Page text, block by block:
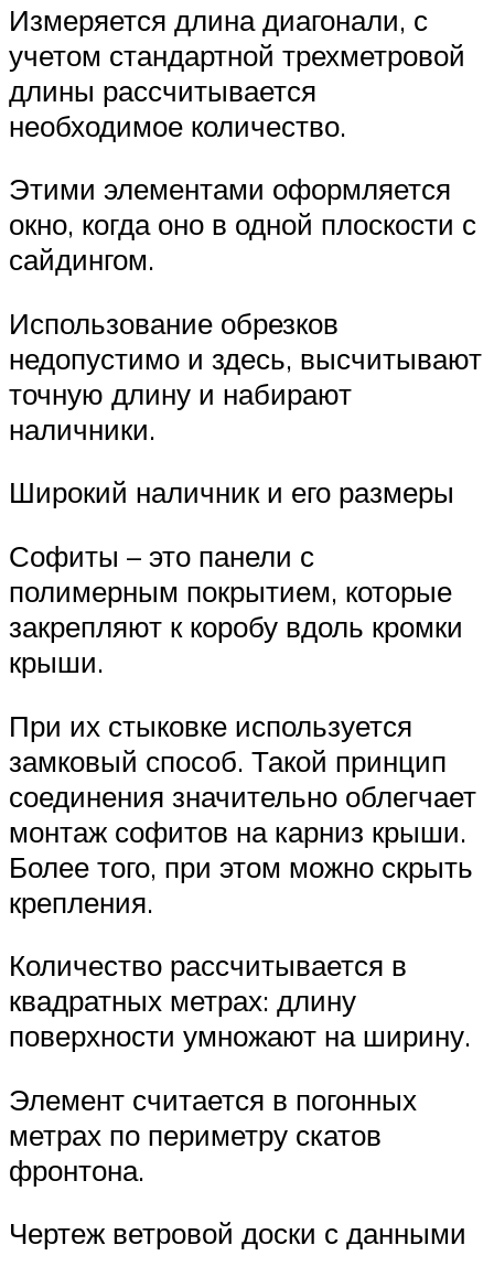
Измеряется длина диагонали, с
учетом стандартной трехметровой
длины рассчитывается
необходимое количество.
Этими элементами оформляется
окно, когда оно в одной плоскости с
сайдингом.
Использование обрезков
недопустимо и здесь, высчитывают
точную длину и набирают
наличники.
Широкий наличник и его размеры
Софиты – это панели с
полимерным покрытием, которые
закрепляют к коробу вдоль кромки
крыши.
При их стыковке используется
замковый способ. Такой принцип
соединения значительно облегчает
монтаж софитов на карниз крыши.
Более того, при этом можно скрыть
крепления.
Количество рассчитывается в
квадратных метрах: длину
поверхности умножают на ширину.
Элемент считается в погонных
метрах по периметру скатов
фронтона.
Чертеж ветровой доски с данными